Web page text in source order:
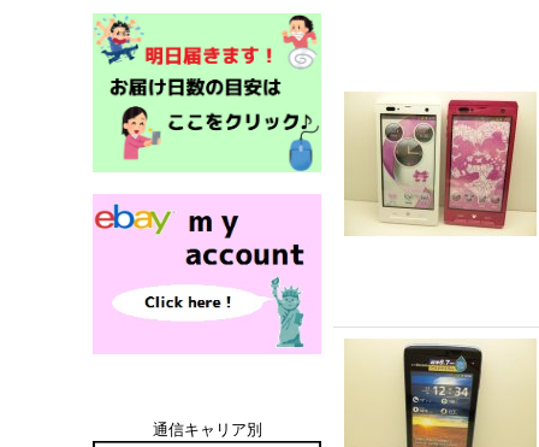
通信キャリア別